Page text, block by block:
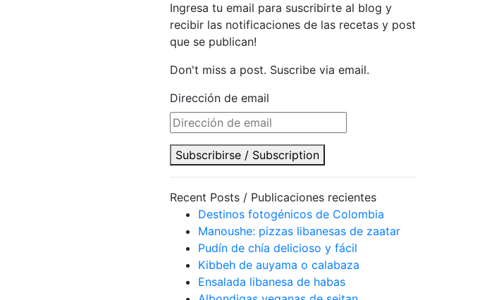
Ingresa tu email para suscribirte al blog y
recibir las notificaciones de las recetas y post
que se publican!
Don't miss a post. Suscribe via email.
Dirección de email
Subscribirse / Subscription
Recent Posts / Publicaciones recientes
Destinos fotogénicos de Colombia
Manoushe: pizzas libanesas de zaatar
Pudín de chía delicioso y fácil
Kibbeh de auyama o calabaza
Ensalada libanesa de habas